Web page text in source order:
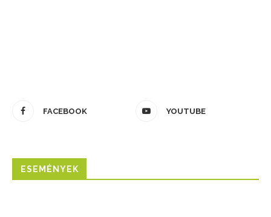
FACEBOOK YOUTUBE
ESEMÉNYEK